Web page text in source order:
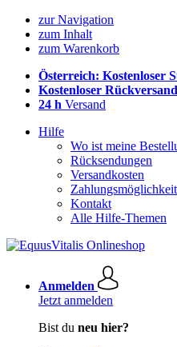
zur Navigation
zum Inhalt
zum Warenkorb
Österreich: Kostenloser
Kostenloser Rückversand
24 h Versand
Hilfe
Wo ist meine
Rücksendungen
Versandkosten
Kontakt
Alle Hilfe-Themen
Anmelden
Jetzt anmelden
Bist du neu hier?